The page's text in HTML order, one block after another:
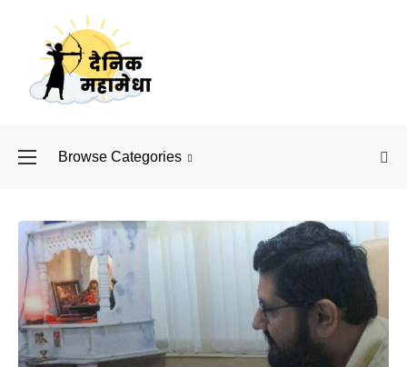
Browse Categories